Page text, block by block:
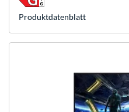
Produkt­datenblatt